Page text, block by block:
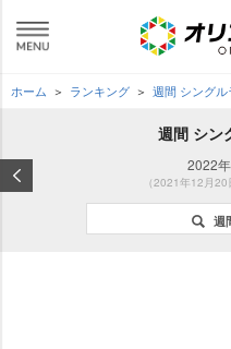
ホーム ランキング 週間 シング
週間 シン
2022
（2021年12月
週